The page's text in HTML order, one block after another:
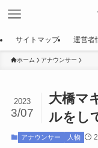
サイトマップ 運営者
ホーム アナウンサー
大橋マ
ルをし
2023
3/07
アナウンサー 人物